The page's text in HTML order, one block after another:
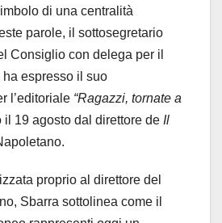
di una centralità
parole, il sottosegretario
Consiglio con delega per il
espresso il suo
l’editoriale “Ragazzi, tornate a
19 agosto dal direttore de Il
proprio al direttore del
Sbarra sottolinea come il